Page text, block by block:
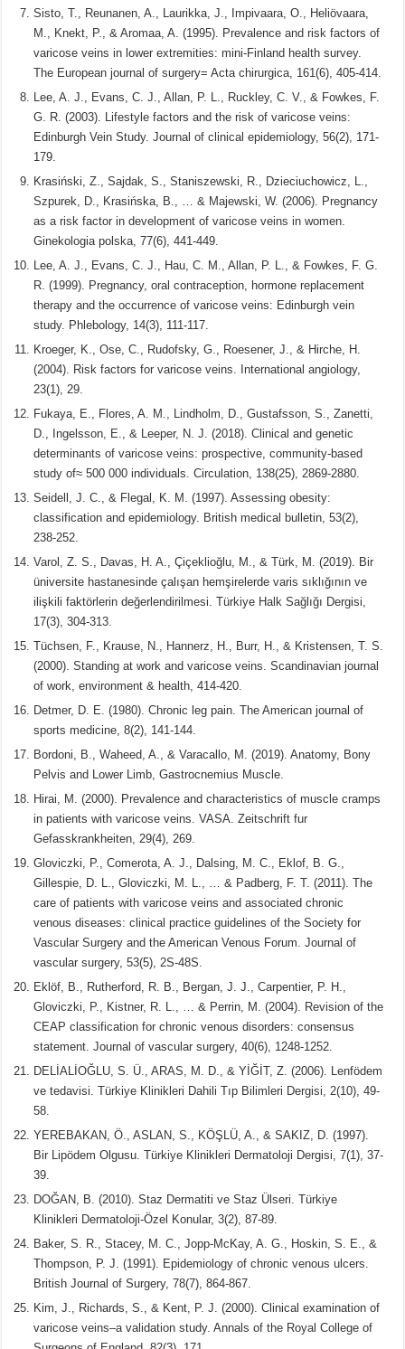
Sisto, T., Reunanen, A., Laurikka, J., Impivaara, O., Heliövaara,
M., Knekt, P., & Aromaa, A. (1995). Prevalence and risk factors of
varicose veins in lower extremities: mini-Finland health survey.
The European journal of surgery= Acta chirurgica, 161(6), 405-414.
Lee, A. J., Evans, C. J., Allan, P. L., Ruckley, C. V., & Fowkes, F.
G. R. (2003). Lifestyle factors and the risk of varicose veins:
Edinburgh Vein Study. Journal of clinical epidemiology, 56(2), 171-
179.
Krasiński, Z., Sajdak, S., Staniszewski, R., Dzieciuchowicz, L.,
Szpurek, D., Krasińska, B., … & Majewski, W. (2006). Pregnancy
as a risk factor in development of varicose veins in women.
Ginekologia polska, 77(6), 441-449.
Lee, A. J., Evans, C. J., Hau, C. M., Allan, P. L., & Fowkes, F. G.
R. (1999). Pregnancy, oral contraception, hormone replacement
therapy and the occurrence of varicose veins: Edinburgh vein
study. Phlebology, 14(3), 111-117.
Kroeger, K., Ose, C., Rudofsky, G., Roesener, J., & Hirche, H.
(2004). Risk factors for varicose veins. International angiology,
23(1), 29.
Fukaya, E., Flores, A. M., Lindholm, D., Gustafsson, S., Zanetti,
D., Ingelsson, E., & Leeper, N. J. (2018). Clinical and genetic
determinants of varicose veins: prospective, community-based
study of≈ 500 000 individuals. Circulation, 138(25), 2869-2880.
Seidell, J. C., & Flegal, K. M. (1997). Assessing obesity:
classification and epidemiology. British medical bulletin, 53(2),
238-252.
Varol, Z. S., Davas, H. A., Çiçeklioğlu, M., & Türk, M. (2019). Bir
üniversite hastanesinde çalışan hemşirelerde varis sıklığının ve
ilişkili faktörlerin değerlendirilmesi. Türkiye Halk Sağlığı Dergisi,
17(3), 304-313.
Tüchsen, F., Krause, N., Hannerz, H., Burr, H., & Kristensen, T. S.
(2000). Standing at work and varicose veins. Scandinavian journal
of work, environment & health, 414-420.
Detmer, D. E. (1980). Chronic leg pain. The American journal of
sports medicine, 8(2), 141-144.
Bordoni, B., Waheed, A., & Varacallo, M. (2019). Anatomy, Bony
Pelvis and Lower Limb, Gastrocnemius Muscle.
Hirai, M. (2000). Prevalence and characteristics of muscle cramps
in patients with varicose veins. VASA. Zeitschrift fur
Gefasskrankheiten, 29(4), 269.
Gloviczki, P., Comerota, A. J., Dalsing, M. C., Eklof, B. G.,
Gillespie, D. L., Gloviczki, M. L., … & Padberg, F. T. (2011). The
care of patients with varicose veins and associated chronic
venous diseases: clinical practice guidelines of the Society for
Vascular Surgery and the American Venous Forum. Journal of
vascular surgery, 53(5), 2S-48S.
Eklöf, B., Rutherford, R. B., Bergan, J. J., Carpentier, P. H.,
Gloviczki, P., Kistner, R. L., … & Perrin, M. (2004). Revision of the
CEAP classification for chronic venous disorders: consensus
statement. Journal of vascular surgery, 40(6), 1248-1252.
DELİALİOĞLU, S. Ü., ARAS, M. D., & YİĞİT, Z. (2006). Lenfödem
ve tedavisi. Türkiye Klinikleri Dahili Tıp Bilimleri Dergisi, 2(10), 49-
58.
YEREBAKAN, Ö., ASLAN, S., KÖŞLÜ, A., & SAKIZ, D. (1997).
Bir Lipödem Olgusu. Türkiye Klinikleri Dermatoloji Dergisi, 7(1), 37-
39.
DOĞAN, B. (2010). Staz Dermatiti ve Staz Ülseri. Türkiye
Klinikleri Dermatoloji-Özel Konular, 3(2), 87-89.
Baker, S. R., Stacey, M. C., Jopp‐McKay, A. G., Hoskin, S. E., &
Thompson, P. J. (1991). Epidemiology of chronic venous ulcers.
British Journal of Surgery, 78(7), 864-867.
Kim, J., Richards, S., & Kent, P. J. (2000). Clinical examination of
varicose veins–a validation study. Annals of the Royal College of